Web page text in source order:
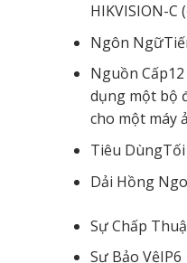
HIKVISION-C
Ngôn Ngữ
Nguồn Cấp
dụng một bộ
cho một máy
Tiêu DùngTối
Dải Hồng
Sự Chấp
Sự Bảo VệIP6